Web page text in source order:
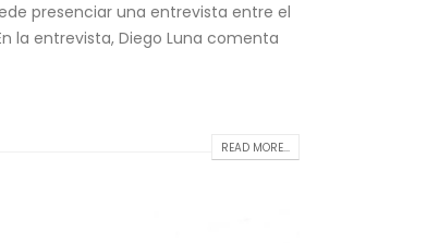
presenciar una entrevista entre el
la entrevista, Diego Luna comenta
READ MORE...